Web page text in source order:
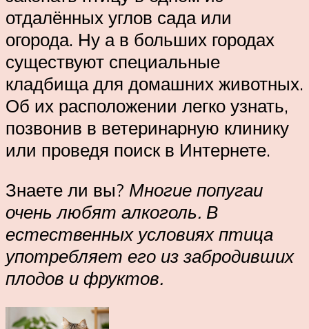
отдалённых углов сада или
огорода. Ну а в больших городах
существуют специальные
кладбища для домашних животных.
Об их расположении легко узнать,
позвонив в ветеринарную клинику
или проведя поиск в Интернете.
Знаете ли вы? Многие попугаи
очень любят алкоголь. В
естественных условиях птица
употребляет его из забродивших
плодов и фруктов.